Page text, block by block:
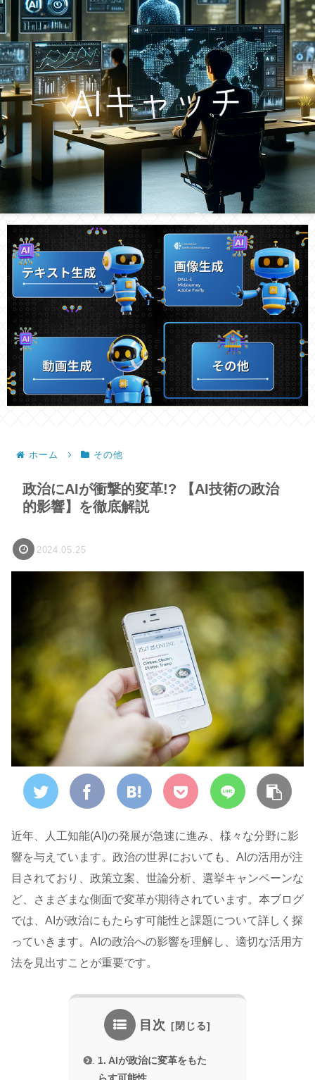
ホーム その他
政治にAIが衝撃的変革!? 【AI技術の政治
的影響】を徹底解説
2024.05.25
近年、人工知能(AI)の発展が急速に進み、様々な分野に影
響を与えています。政治の世界においても、AIの活用が注
目されており、政策立案、世論分析、選挙キャンペーンな
ど、さまざまな側面で変革が期待されています。本ブログ
では、AIが政治にもたらす可能性と課題について詳しく探
っていきます。AIの政治への影響を理解し、適切な活用方
法を見出すことが重要です。
目次
1. AIが政治に変革をもた